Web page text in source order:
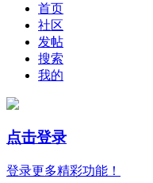
首页
社区
发帖
搜索
我的
点击登录
登录更多精彩功能！